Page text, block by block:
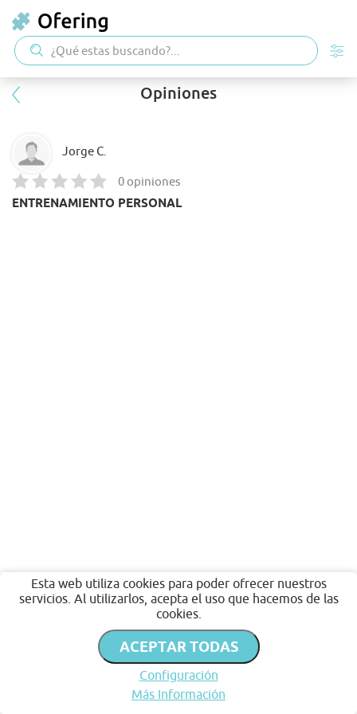
Esta web utiliza cookies para poder ofrecer nuestros
servicios. Al utilizarlos, acepta el uso que hacemos de las
cookies.
ACEPTAR TODAS
Configuración
Más Información
Opiniones
Jorge C.
0 opiniones
ENTRENAMIENTO PERSONAL
Publicar